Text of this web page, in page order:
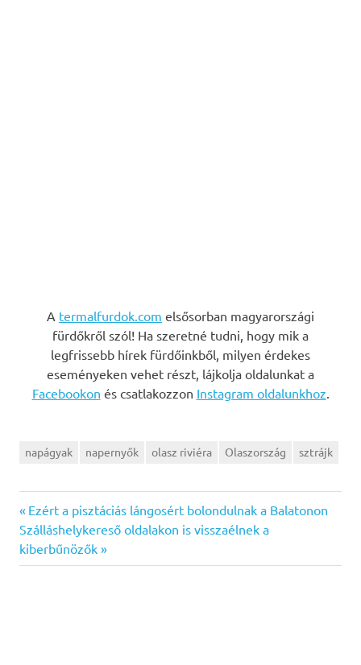
A termalfurdok.com elsősorban magyarországi
fürdőkről szól! Ha szeretné tudni, hogy mik a
legfrissebb hírek fürdőinkből, milyen érdekes
eseményeken vehet részt, lájkolja oldalunkat a
Facebookon és csatlakozzon Instagram oldalunkhoz.
napágyak napernyők olasz riviéra Olaszország sztrájk
Bejegyzés
navigáció
Previous
Post:
Ezért a pisztáciás lángosért bolondulnak a Balatonon
Next
Post:
Szálláshelykereső oldalakon is visszaélnek a
kiberbűnözők